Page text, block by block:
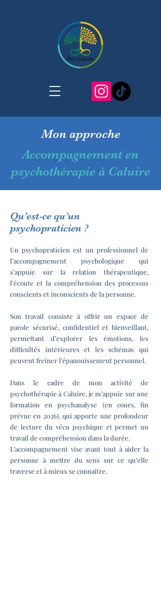
Mon approche
Accompagnement en
psychothérapie à Caluire
Qu’est-ce qu’un
psychopraticien ?
Un psychopraticien est un professionnel de
l’accompagnement psychologique qui
s’appuie sur la relation thérapeutique,
l’écoute et la compréhension des processus
conscients et inconscients de la personne.
Son travail consiste à offrir un espace de
parole sécurisé, confidentiel et bienveillant,
permettant d’explorer les émotions, les
difficultés intérieures et les schémas qui
peuvent freiner l’épanouissement personnel.
Dans le cadre de mon activité de
psychothérapie à Caluire, je m’appuie sur une
formation en psychanalyse (en cours, fin
prévue en 2026), qui apporte une profondeur
de lecture du vécu psychique et permet un
travail de compréhension dans la durée.
L’accompagnement vise avant tout à aider la
personne à mettre du sens sur ce qu’elle
traverse et à mieux se connaître.